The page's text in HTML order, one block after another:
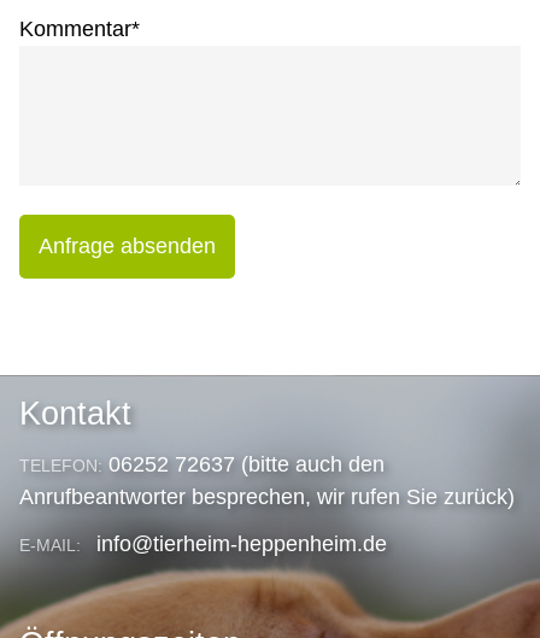
Kommentar*
Anfrage absenden
Kontakt
TELEFON: 06252 72637 (bitte auch den
Anrufbeantworter besprechen, wir rufen Sie zurück)
E-MAIL: info@tierheim-heppenheim.de